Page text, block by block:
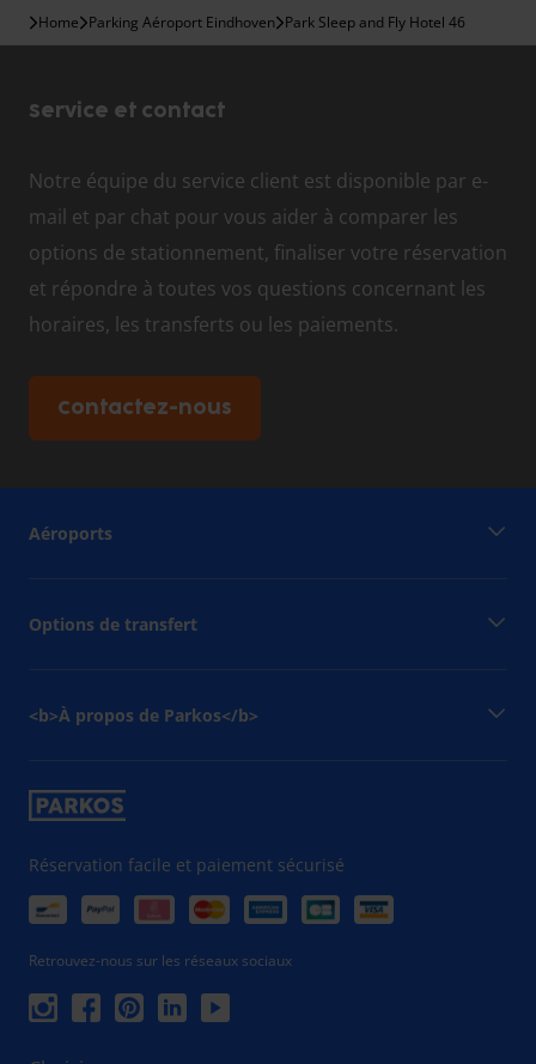
Home Parking Aéroport Eindhoven Park Sleep and Fly Hotel 46
Service et contact
Notre équipe du service client est disponible par e-
mail et par chat pour vous aider à comparer les
options de stationnement, finaliser votre réservation
et répondre à toutes vos questions concernant les
horaires, les transferts ou les paiements.
Contactez-nous
Réservation facile et paiement sécurisé
Retrouvez-nous sur les réseaux sociaux
Aéroports
Options de transfert
<b>À propos de Parkos</b>